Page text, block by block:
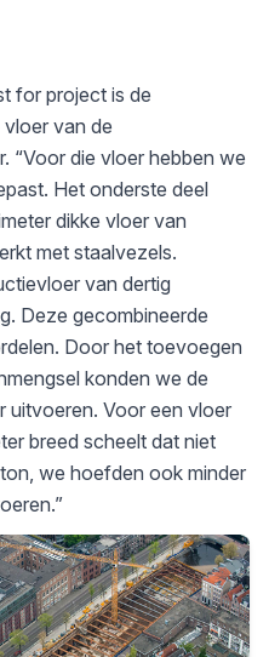
for project is de
van de
“Voor die vloer hebben we
Het onderste deel
dikke vloer van
met staalvezels.
van dertig
Deze gecombineerde
Door het toevoegen
konden we de
uitvoeren. Voor een vloer
breed scheelt dat niet
we hoefden ook minder